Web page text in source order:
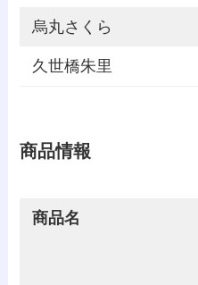
烏丸さくら
久世橋朱里
商品情報
商品名